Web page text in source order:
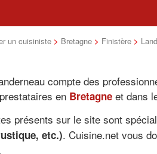
un cuisiniste > Bretagne > Finistère >
compte des
en Bretagne et dans
présents sur le site sont
etc.). Cuisine.net vous